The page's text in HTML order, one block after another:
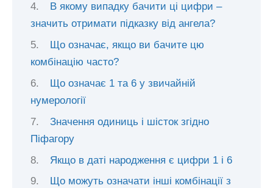
В якому випадку бачити ці цифри –
значить отримати підказку від ангела?
Що означає, якщо ви бачите цю
комбінацію часто?
Що означає 1 та 6 у звичайній
нумерології
Значення одиниць і шісток згідно
Піфагору
Якщо в даті народження є цифри 1 і 6
Що можуть означати інші комбінації з